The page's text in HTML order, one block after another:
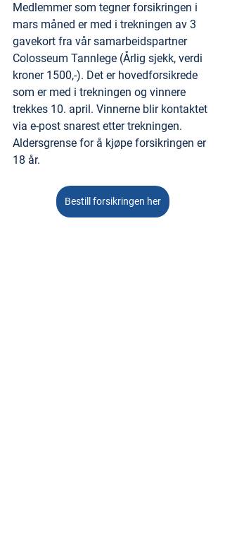
Medlemmer som tegner forsikringen i
mars måned er med i trekningen av 3
gavekort fra vår samarbeidspartner
Colosseum Tannlege (Årlig sjekk, verdi
kroner 1500,-). Det er hovedforsikrede
som er med i trekningen og vinnere
trekkes 10. april. Vinnerne blir kontaktet
via e-post snarest etter trekningen.
Aldersgrense for å kjøpe forsikringen er
18 år.
Bestill forsikringen her